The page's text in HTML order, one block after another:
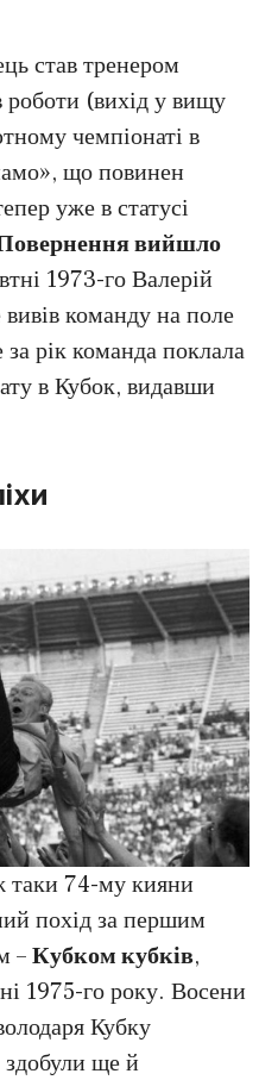
став тренером
роботи (вихід у вищу
чемпіонаті в
що повинен
уже в статусі
вийшло
1973-го Валерій
команду на поле
за рік команда поклала
в Кубок, видавши
таки 74-му кияни
похід за першим
–Кубком кубків,
1975-го року. Восени
Кубку
здобули ще й